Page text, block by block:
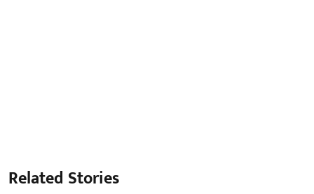
Related Stories